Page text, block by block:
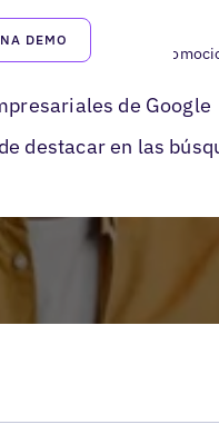
DEMO
My Business para
de Google
destacar en las